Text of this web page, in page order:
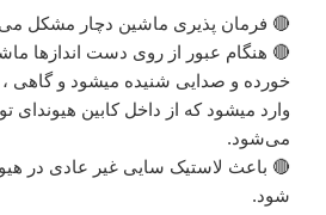
🔴 فرمان پذیری ماشین دچار مشکل
🔴 هنگام عبور از روی دست اندازها
خورده و صدایی شنیده میشود و گاهی
می‌شود.
شود.